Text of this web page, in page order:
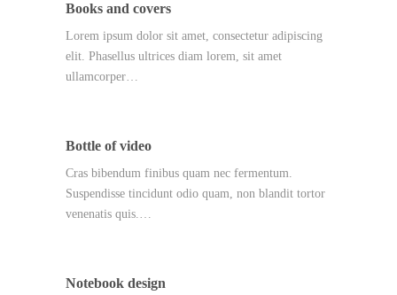
Books and covers
Lorem ipsum dolor sit amet, consectetur adipiscing
elit. Phasellus ultrices diam lorem, sit amet
ullamcorper…
Bottle of video
Cras bibendum finibus quam nec fermentum.
Suspendisse tincidunt odio quam, non blandit tortor
venenatis quis.…
Notebook design